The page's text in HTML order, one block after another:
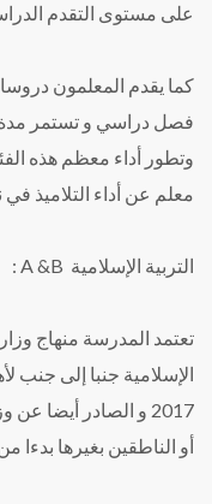
على مستوى التقدم
كما يقدم المعلمون دروسا
وتطور أداء معظم هذه
معلم عن أداء التلاميذ
التربية الإسلامية A &B :
تعتمد المدرسة منهاج
الإسلامية جنبا إلى جنب
2017 و الصادر أيضا
أو الناطقين بغيرها